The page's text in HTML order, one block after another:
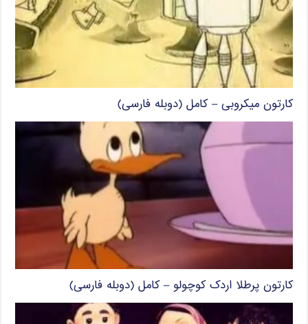
کارتون میکروبی – کامل (دوبله فارسی)
کارتون پرطلا اردک کوچولو – کامل (دوبله فارسی)